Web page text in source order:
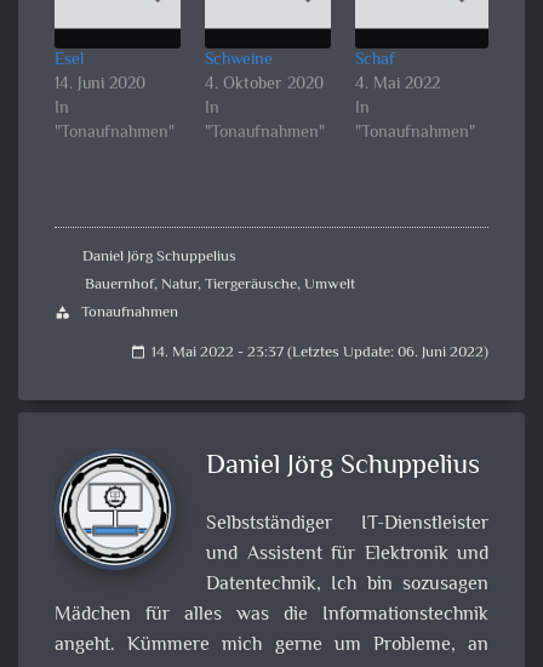
Esel
14. Juni 2020
In
"Tonaufnahmen"
Schweine
4. Oktober 2020
In
"Tonaufnahmen"
Schaf
4. Mai 2022
In
"Tonaufnahmen"
Daniel Jörg Schuppelius
Bauernhof,Natur,Tiergeräusche,Umwelt
category Tonaufnahmen
calendar_today 14. Mai 2022 - 23:37 (Letztes Update: 06. Juni 2022)
Daniel Jörg Schuppelius
Selbstständiger IT-Dienstleister
und Assistent für Elektronik und
Datentechnik, Ich bin sozusagen
Mädchen für alles was die Informationstechnik
angeht. Kümmere mich gerne um Probleme, an